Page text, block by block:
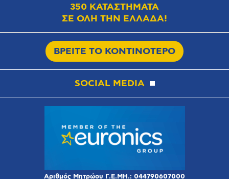
350 ΚΑΤΑΣΤΗΜΑΤΑ
ΣΕ ΟΛΗ ΤΗΝ ΕΛΛΑΔΑ!
ΒΡΕΙΤΕ ΤΟ ΚΟΝΤΙΝΟΤΕΡΟ
SOCIAL MEDIA